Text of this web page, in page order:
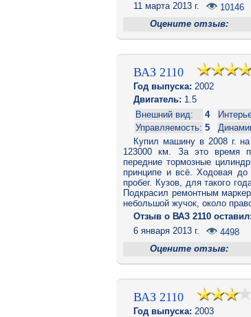
11 марта 2013 г.
10146
Оцените отзыв:
ВАЗ 2110
Год выпуска: 2002
Двигатель: 1.5
Внешний вид:
4
Управляемость: 5
Купил машину в 2008 г.
123000 км. За это время
передние тормозные
принципе и всё. Ходовая
пробег. Кузов, для такого
Подкрасил ремонтным
небольшой жучок, около
Отзыв o ВАЗ 2110 оставил:
6 января 2013 г.
4498
Оцените отзыв:
ВАЗ 2110
Год выпуска: 2003